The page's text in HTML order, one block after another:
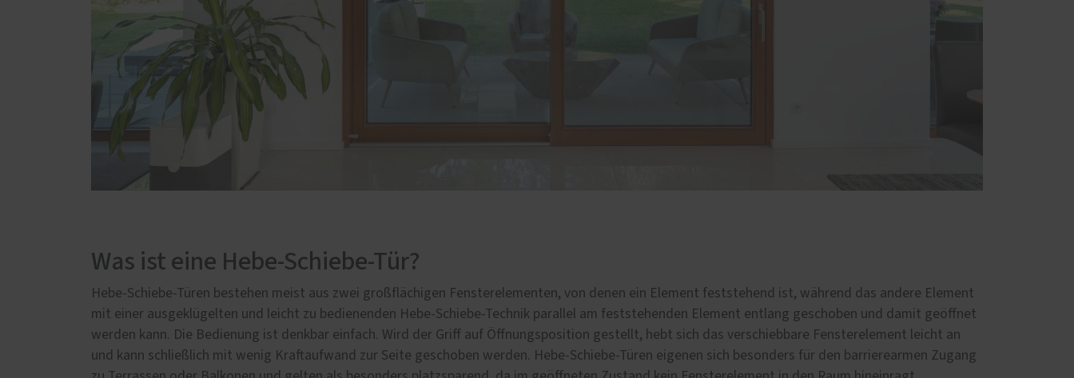
Was ist eine Hebe-Schiebe-Tür?
Hebe-Schiebe-Türen bestehen meist aus zwei großflächigen Fensterelementen, von denen ein Element feststehend ist, während das andere Element
mit einer ausgeklügelten und leicht zu bedienenden Hebe-Schiebe-Technik parallel am feststehenden Element entlang geschoben und damit geöffnet
werden kann. Die Bedienung ist denkbar einfach. Wird der Griff auf Öffnungsposition gestellt, hebt sich das verschiebbare Fensterelement leicht an
und kann schließlich mit wenig Kraftaufwand zur Seite geschoben werden. Hebe-Schiebe-Türen eigenen sich besonders für den barrierearmen Zugang